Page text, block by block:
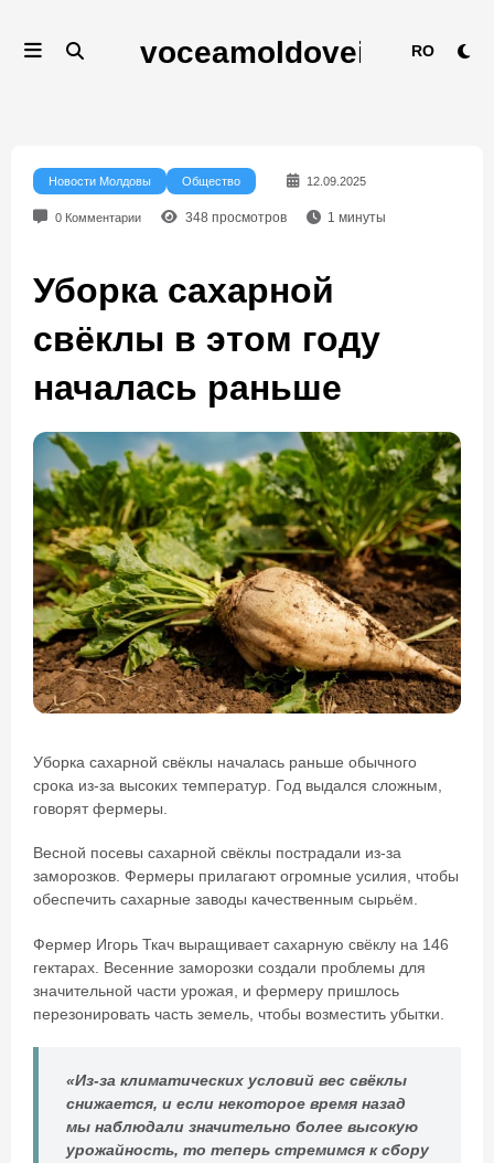
содержимому
RO
Новости Молдовы Общество 12.09.2025
0 Комментарии 348 просмотров 1 минуты
Уборка сахарной
свёклы в этом году
началась раньше
Уборка сахарной свёклы началась раньше обычного
срока из-за высоких температур. Год выдался сложным,
говорят фермеры.
Весной посевы сахарной свёклы пострадали из-за
заморозков. Фермеры прилагают огромные усилия, чтобы
обеспечить сахарные заводы качественным сырьём.
Фермер Игорь Ткач выращивает сахарную свёклу на 146
гектарах. Весенние заморозки создали проблемы для
значительной части урожая, и фермеру пришлось
перезонировать часть земель, чтобы возместить убытки.
«Из-за климатических условий вес свёклы
снижается, и если некоторое время назад
мы наблюдали значительно более высокую
урожайность, то теперь стремимся к сбору